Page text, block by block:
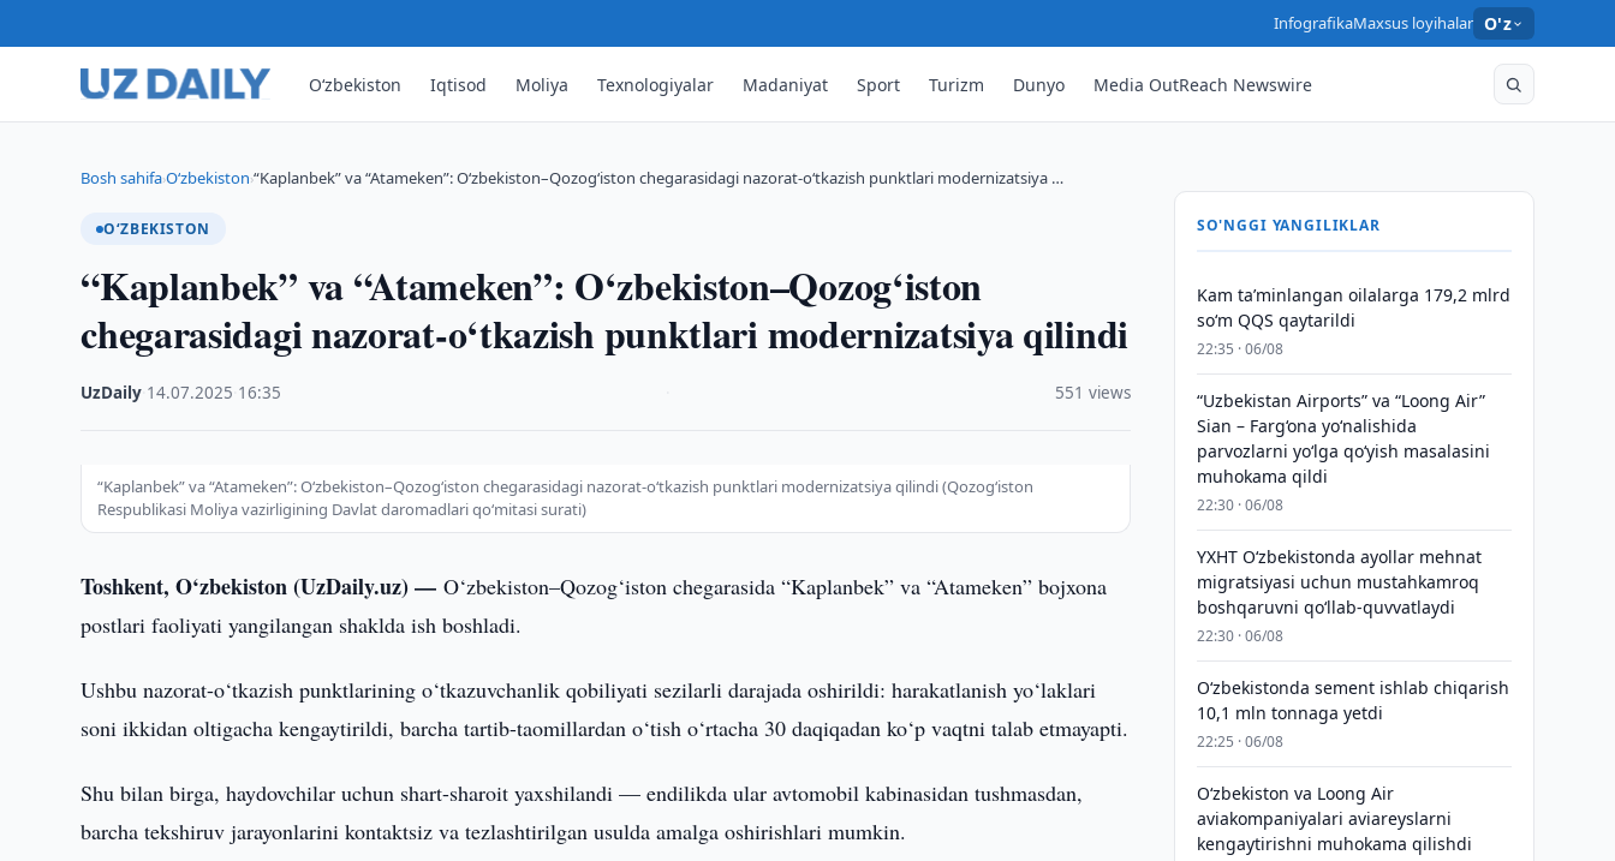
InfografikaMaxsus loyihalar O'z
O‘zbekiston Iqtisod Moliya Texnologiyalar Madaniyat Sport Turizm Dunyo Media OutReach Newswire
Bosh sahifa›O‘zbekiston›“Kaplanbek” va “Atameken”: O‘zbekiston–Qozog‘iston chegarasidagi nazorat-o‘tkazish punktlari modernizatsiya …
O‘ZBEKISTON
“Kaplanbek” va “Atameken”: O‘zbekiston–Qozog‘iston
chegarasidagi nazorat-o‘tkazish punktlari modernizatsiya qilindi
UzDaily 14.07.2025 16:35 551 views
“Kaplanbek” va “Atameken”: O‘zbekiston–Qozog‘iston chegarasidagi nazorat-o‘tkazish punktlari modernizatsiya qilindi (Qozogʻiston
Respublikasi Moliya vazirligining Davlat daromadlari qoʻmitasi surati)
Toshkent, O‘zbekiston (UzDaily.uz) —O‘zbekiston–Qozog‘iston chegarasida “Kaplanbek” va “Atameken” bojxona
postlari faoliyati yangilangan shaklda ish boshladi.
Ushbu nazorat-o‘tkazish punktlarining o‘tkazuvchanlik qobiliyati sezilarli darajada oshirildi: harakatlanish yo‘laklari
soni ikkidan oltigacha kengaytirildi, barcha tartib-taomillardan o‘tish o‘rtacha 30 daqiqadan ko‘p vaqtni talab etmayapti.
Shu bilan birga, haydovchilar uchun shart-sharoit yaxshilandi — endilikda ular avtomobil kabinasidan tushmasdan,
barcha tekshiruv jarayonlarini kontaktsiz va tezlashtirilgan usulda amalga oshirishlari mumkin.
SO'NGGI YANGILIKLAR
Kam taʼminlangan oilalarga 179,2 mlrd
so‘m QQS qaytarildi
22:35 · 06/08
“Uzbekistan Airports” va “Loong Air”
Sian – Farg‘ona yo‘nalishida
parvozlarni yo‘lga qo‘yish masalasini
muhokama qildi
22:30 · 06/08
YXHT O‘zbekistonda ayollar mehnat
migratsiyasi uchun mustahkamroq
boshqaruvni qo‘llab-quvvatlaydi
22:30 · 06/08
O‘zbekistonda sement ishlab chiqarish
10,1 mln tonnaga yetdi
22:25 · 06/08
Oʻzbekiston va Loong Air
aviakompaniyalari aviareyslarni
kengaytirishni muhokama qilishdi